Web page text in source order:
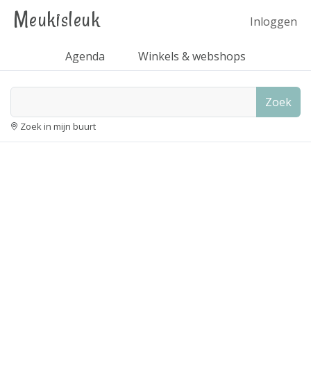
Meukisleuk Inloggen
Agenda Winkels & webshops
Zoek
Zoek in mijn buurt